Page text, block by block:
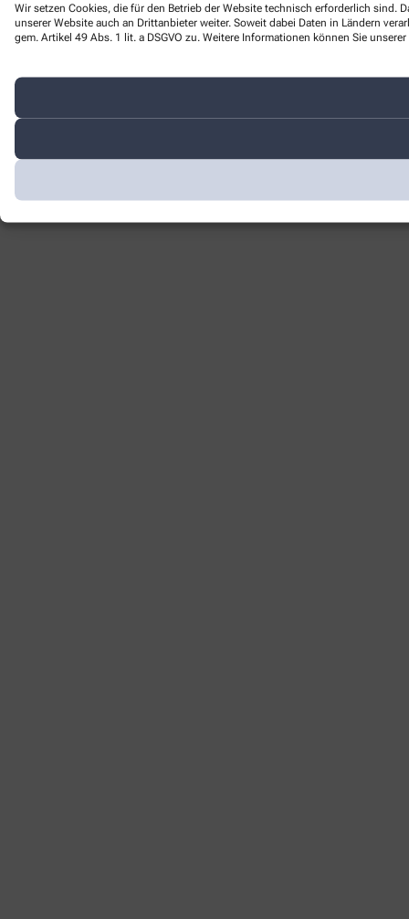
Wir setzen Cookies, die für den Betrieb der Website technisch erforderlich sind.
unserer Website auch an Drittanbieter weiter. Soweit dabei Daten in Ländern
gem. Artikel 49 Abs. 1 lit. a DSGVO zu. Weitere Informationen können Sie unserer